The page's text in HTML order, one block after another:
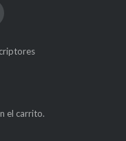
el carrito.